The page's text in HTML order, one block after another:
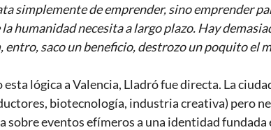
simplemente de emprender, sino emprender
la humanidad necesita a largo plazo. Hay
entro, saco un beneficio, destrozo un poquito el
lógica a Valencia, Lladró fue directa. La
biotecnología, industria creativa) pero
sobre eventos efímeros a una identidad fundada